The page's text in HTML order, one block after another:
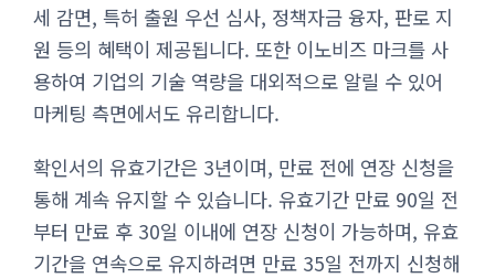
세 감면, 특허 출원 우선 심사, 정책자금 융자, 판로 지
원 등의 혜택이 제공됩니다. 또한 이노비즈 마크를 사
용하여 기업의 기술 역량을 대외적으로 알릴 수 있어
마케팅 측면에서도 유리합니다.
확인서의 유효기간은 3년이며, 만료 전에 연장 신청을
통해 계속 유지할 수 있습니다. 유효기간 만료 90일 전
부터 만료 후 30일 이내에 연장 신청이 가능하며, 유효
기간을 연속으로 유지하려면 만료 35일 전까지 신청해